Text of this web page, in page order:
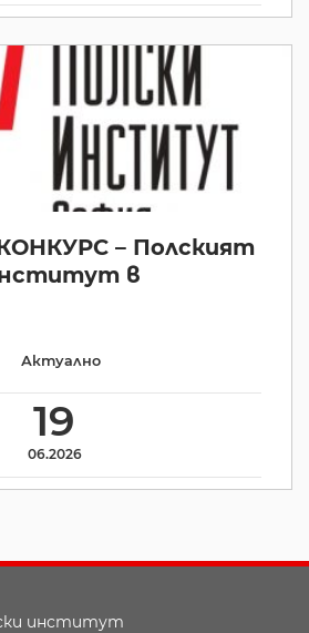
– Полският
в
19
06.2026
Актуално
институт